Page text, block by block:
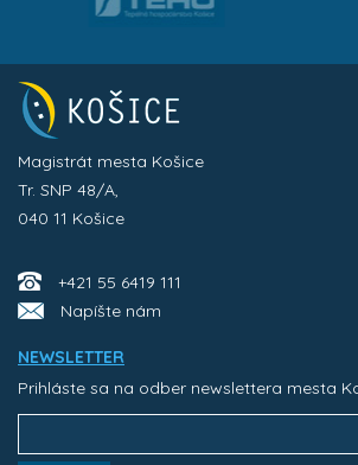
Magistrát mesta Košice
Tr. SNP 48/A,
040 11 Košice
+421 55 6419 111
Napíšte nám
NEWSLETTER
Prihláste sa na odber newslettera mesta